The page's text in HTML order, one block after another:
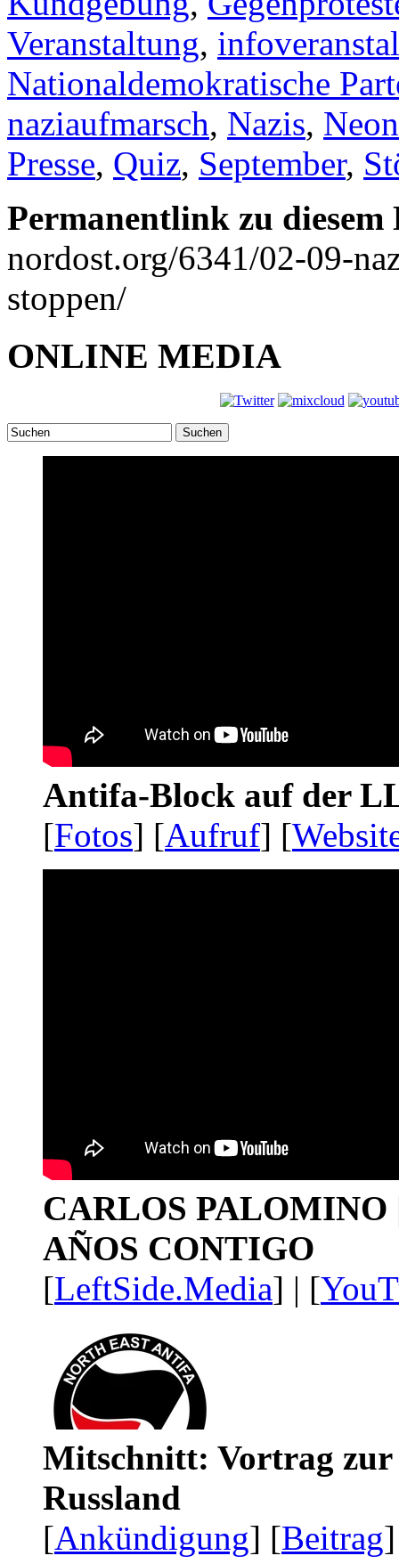
Veranstaltung,
Nationaldemokratische
naziaufmarsch, Nazis,
Presse, Quiz, September,
Permanentlink zu
nordost.org/6341/02-09-
stoppen/
ONLINE MEDIA
Suchen
Antifa-Block auf der
[Fotos] [Aufruf] [
CARLOS PALOMINO
AÑOS CONTIGO
[LeftSide.Media] | [
Mitschnitt: Vortrag zur
Russland
[Ankündigung] [Beitrag